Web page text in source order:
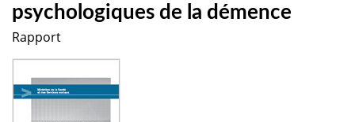
psychologiques de la démence
Rapport